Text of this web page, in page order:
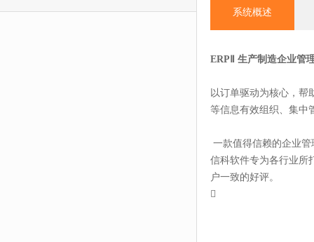
系统概述
ERPⅡ 生产制造企业管
以订单驱动为核心，帮
等信息有效组织、集中
一款值得信赖的企业
信科软件专为各行业所
户一致的好评。
